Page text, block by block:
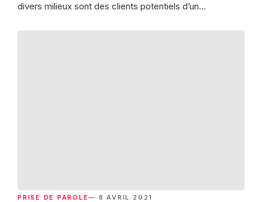
divers milieux sont des clients potentiels d’un...
PRISE DE PAROLE— 8 AVRIL 2021